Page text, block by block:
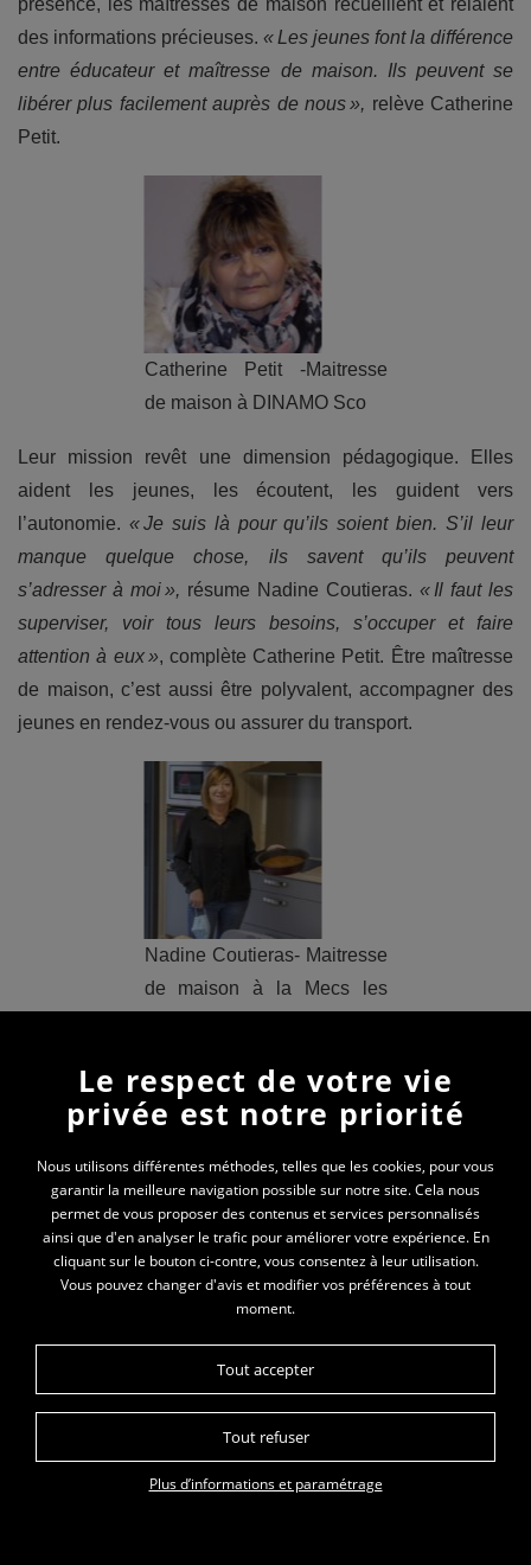
des informations précieuses. « Les jeunes font la différence
entre éducateur et maîtresse de maison. Ils peuvent se
libérer plus facilement auprès de nous », relève Catherine
Petit.
Catherine Petit -Maitresse
de maison à DINAMO Sco
Leur mission revêt une dimension pédagogique. Elles
aident les jeunes, les écoutent, les guident vers
l’autonomie. « Je suis là pour qu’ils soient bien. S’il leur
manque quelque chose, ils savent qu’ils peuvent
s’adresser à moi », résume Nadine Coutieras. « Il faut les
superviser, voir tous leurs besoins, s’occuper et faire
attention à eux », complète Catherine Petit. Être maîtresse
de maison, c’est aussi être polyvalent, accompagner des
jeunes en rendez-vous ou assurer du transport.
Nadine Coutieras- Maitresse
de maison à la Mecs les
Plusieurs missions complémentaires
Elles ont aussi en charge l’entretien des lieux de vie de
linge. À Dagneux, les ados assurent leurs lessives, mais
Nadine Coutieras gère le changement des draps tous les
quinze jours.« S’ils ont besoin d’un renseignement, ils
viennent me chercher. »
de la nuit. Après le petit déjeuner, elle s’occupe de
l’entretien et passe dans les chambres.« Ils sont censés
les faire pour qu’elles soient correctes. Je jette un coup
d’œil pour voir ce qui n’irait pas. »Elle s’assure qu’il ne
manque rien et est présente pour le déjeuner. À Dinamo
Le respect de votre vie
privée est notre priorité
Nous utilisons différentes méthodes, telles que les cookies, pour vous
garantir la meilleure navigation possible sur notre site. Cela nous
permet de vous proposer des contenus et services personnalisés
ainsi que d'en analyser le trafic pour améliorer votre expérience. En
cliquant sur le bouton ci-contre, vous consentez à leur utilisation.
Vous pouvez changer d'avis et modifier vos préférences à tout
moment.
Tout accepter
Tout refuser
Plus d’informations et paramétrage